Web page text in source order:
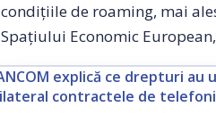
condițiile de roaming, mai
Spațiului Economic